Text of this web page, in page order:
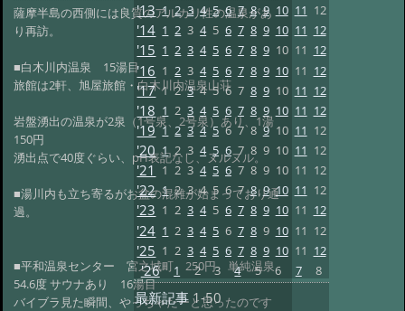
薩摩半島の西側には良質のアルカリ性の温泉があ
り再訪。
■白木川内温泉 15湯目
旅館は2軒、旭屋旅館・白木川内温泉山荘
岩盤湧出の温泉が2泉（1号泉、2号泉）あり、1湯
150円
湧出点で40度ぐらい、pH表記なし、ヌルヌル。
■湯川内も立ち寄るがお盆の混雑が始まっており通
過。
■平和温泉センター 宮之城町 250円 単純温泉
54.6度 サウナあり 16湯目
バイブラ見た瞬間、やっちゃたーと思ったのです
'13 1 2 3 4 5 6 7 8 9 10 11 12
'14 1 2 3 4 5 6 7 8 9 10 11 12
'15 1 2 3 4 5 6 7 8 9 10 11 12
'16 1 2 3 4 5 6 7 8 9 10 11 12
'17 1 2 3 4 5 6 7 8 9 10 11 12
'18 1 2 3 4 5 6 7 8 9 10 11 12
'19 1 2 3 4 5 6 7 8 9 10 11 12
'20 1 2 3 4 5 6 7 8 9 10 11 12
'21 1 2 3 4 5 6 7 8 9 10 11 12
'22 1 2 3 4 5 6 7 8 9 10 11 12
'23 1 2 3 4 5 6 7 8 9 10 11 12
'24 1 2 3 4 5 6 7 8 9 10 11 12
'25 1 2 3 4 5 6 7 8 9 10 11 12
'26 1 2 3 4 5 6 7 8
最新記事 1-50